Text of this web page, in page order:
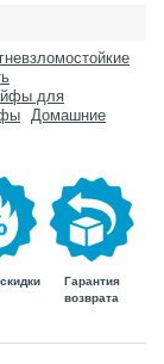
для
Домашние
Гарантия
возврата